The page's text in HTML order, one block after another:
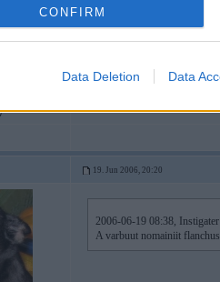
CONFIRM
Data Deletion Data
19. Jun 2006, 08:38
19. Jun 2006, 20:20
2006-06-19 08:38,
A varbuut nomainiit